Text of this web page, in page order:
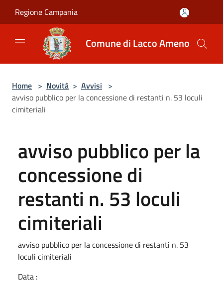
Regione Campania
Comune di Lacco Ameno
Home > Novità > Avvisi >
avviso pubblico per la concessione di restanti n. 53 loculi
cimiteriali
avviso pubblico per la
concessione di
restanti n. 53 loculi
cimiteriali
avviso pubblico per la concessione di restanti n. 53
loculi cimiteriali
Data :